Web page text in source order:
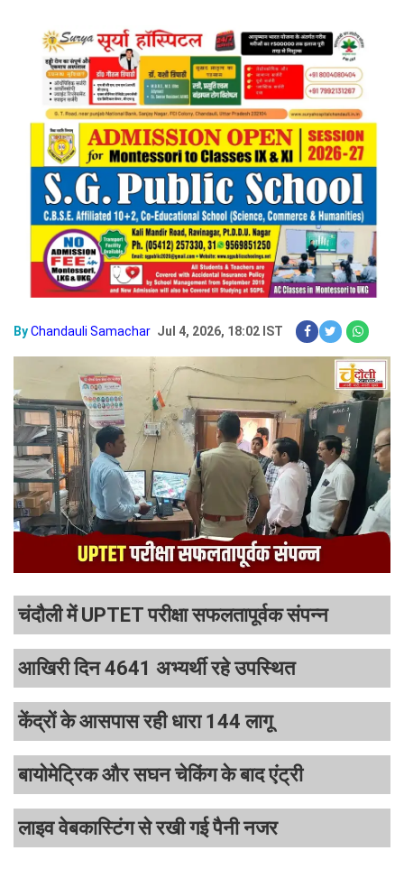
ByChandauli Samachar Jul 4, 2026, 18:02 IST
चंदौली में UPTET परीक्षा सफलतापूर्वक संपन्न
आखिरी दिन 4641 अभ्यर्थी रहे उपस्थित
केंद्रों के आसपास रही धारा 144 लागू
बायोमेट्रिक और सघन चेकिंग के बाद एंट्री
लाइव वेबकास्टिंग से रखी गई पैनी नजर